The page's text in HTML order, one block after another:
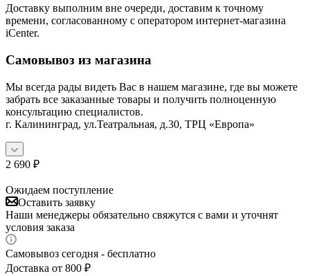
Доставку выполним вне очереди, доставим к точному
времени, согласованному с оператором интернет-магазина
iCenter.
Самовывоз из магазина
Мы всегда рады видеть Вас в нашем магазине, где вы можете
забрать все заказанные товары и получить полноценную
консультацию специалистов.
г. Калининград, ул.Театральная, д.30, ТРЦ «Европа»
2 690 ₽
Ожидаем поступление
Оставить заявку
Наши менеджеры обязательно свяжутся с вами и уточнят
условия заказа
Самовывоз сегодня - бесплатно
Доставка от 800 ₽